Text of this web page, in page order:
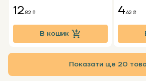
пошти
12.82 ₴
В кошик
4.62 ₴
Показати ще 20